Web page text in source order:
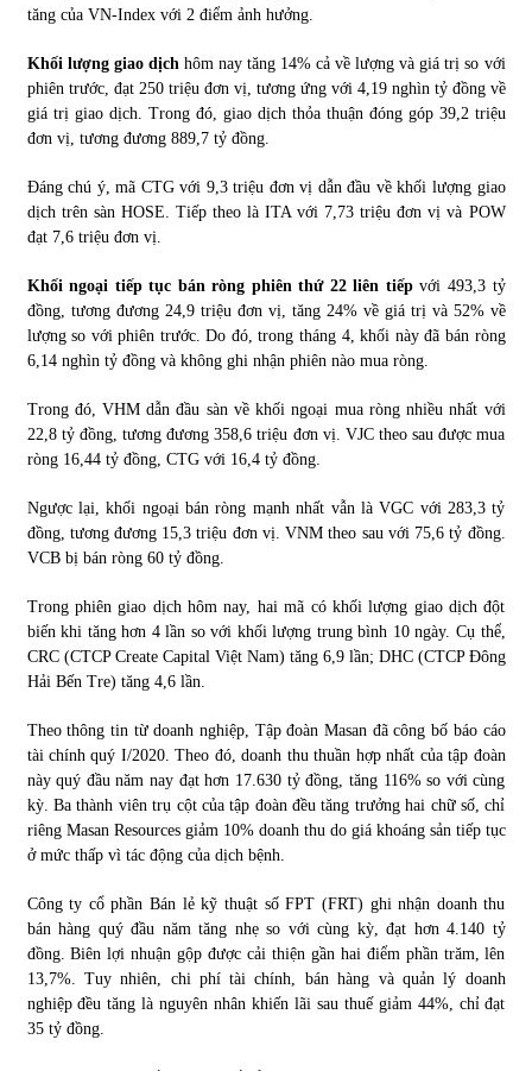
tăng của VN-Index với 2 điểm ảnh hưởng.
Khối lượng giao dịch hôm nay tăng 14% cả về lượng và giá trị so với
phiên trước, đạt 250 triệu đơn vị, tương ứng với 4,19 nghìn tỷ đồng về
giá trị giao dịch. Trong đó, giao dịch thỏa thuận đóng góp 39,2 triệu
đơn vị, tương đương 889,7 tỷ đồng.
Đáng chú ý, mã CTG với 9,3 triệu đơn vị dẫn đầu về khối lượng giao
dịch trên sàn HOSE. Tiếp theo là ITA với 7,73 triệu đơn vị và POW
đạt 7,6 triệu đơn vị.
Khối ngoại tiếp tục bán ròng phiên thứ 22 liên tiếpvới 493,3 tỷ
đồng, tương đương 24,9 triệu đơn vị, tăng 24% về giá trị và 52% về
lượng so với phiên trước. Do đó, trong tháng 4, khối này đã bán ròng
6,14 nghìn tỷ đồng và không ghi nhận phiên nào mua ròng.
Trong đó, VHM dẫn đầu sàn về khối ngoại mua ròng nhiều nhất với
22,8 tỷ đồng, tương đương 358,6 triệu đơn vị. VJC theo sau được mua
ròng 16,44 tỷ đồng, CTG với 16,4 tỷ đồng.
Ngược lại, khối ngoại bán ròng mạnh nhất vẫn là VGC với 283,3 tỷ
đồng, tương đương 15,3 triệu đơn vị. VNM theo sau với 75,6 tỷ đồng.
VCB bị bán ròng 60 tỷ đồng.
Trong phiên giao dịch hôm nay, hai mã có khối lượng giao dịch đột
biến khi tăng hơn 4 lần so với khối lượng trung bình 10 ngày. Cụ thể,
CRC (CTCP Create Capital Việt Nam) tăng 6,9 lần; DHC (CTCP Đông
Hải Bến Tre) tăng 4,6 lần.
Theo thông tin từ doanh nghiệp, Tập đoàn Masan đã công bố báo cáo
tài chính quý I/2020. Theo đó, doanh thu thuần hợp nhất của tập đoàn
này quý đầu năm nay đạt hơn 17.630 tỷ đồng, tăng 116% so với cùng
kỳ. Ba thành viên trụ cột của tập đoàn đều tăng trưởng hai chữ số, chỉ
riêng Masan Resources giảm 10% doanh thu do giá khoáng sản tiếp tục
ở mức thấp vì tác động của dịch bệnh.
Công ty cổ phần Bán lẻ kỹ thuật số FPT (FRT) ghi nhận doanh thu
bán hàng quý đầu năm tăng nhẹ so với cùng kỳ, đạt hơn 4.140 tỷ
đồng. Biên lợi nhuận gộp được cải thiện gần hai điểm phần trăm, lên
13,7%. Tuy nhiên, chi phí tài chính, bán hàng và quản lý doanh
nghiệp đều tăng là nguyên nhân khiến lãi sau thuế giảm 44%, chỉ đạt
35 tỷ đồng.